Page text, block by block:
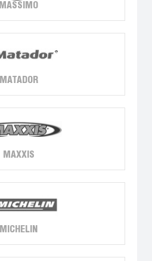
MASSIMO
MATADOR
MAXXIS
MICHELIN